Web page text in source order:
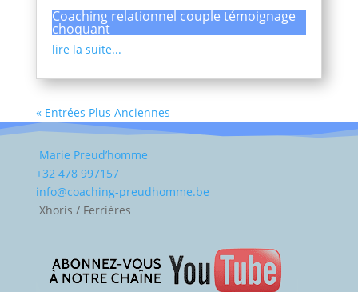
Coaching relationnel couple témoignage
choquant
lire la suite...
« Entrées Plus Anciennes
Marie Preud’homme
+32 478 997157
info@coaching-preudhomme.be
Xhoris / Ferrières